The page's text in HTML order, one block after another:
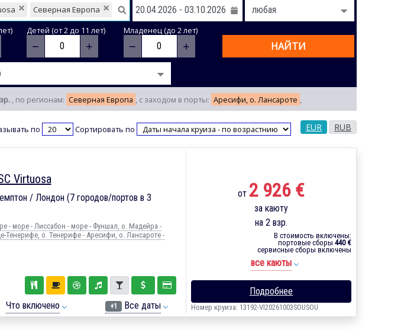
Северная Европа
Детей (от 2 до 11 лет)
− +
Младенец (до 2 лет)
− + НАЙТИ
, по регионам: Северная Европа , с заходом в порты: Аресифи, о. Лансароте ,
по Сортировать по EUR RUB
Virtuosa
/ Лондон (7 городов/портов в 3
- море - Лиссабон - море - Фуншал, о. Мадейра -
Тенерифе, о. Тенерифе - Аресифи, о. Лансароте -
Что включено +1 Все даты
от 2 926 €
за каюту
на 2 взр.
В стоимость включены:
портовые сборы 440 €
сервисные сборы включены
все каюты
Подробнее
Номер круиза: 13192-VI20261003SOUSOU